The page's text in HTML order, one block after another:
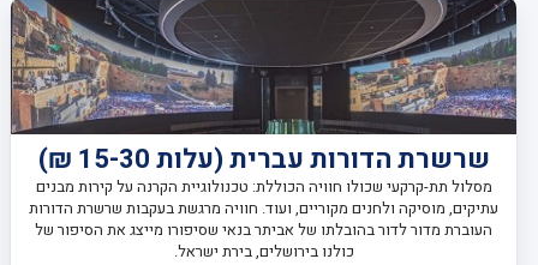
שרשרת הדורות עברית (עלות 15-30 ₪)
מסלול תת-קרקעי שכולו חוויה הכוללת: טכנולוגיית הקרנה על קירות מבנים
עתיקים, מוסיקה ולחנים מקוריים, ועוד. חוויה מרגשת בעקבות שרשרת הדורות
העוברת מדור לדור בהובלתו של אביתר בנאי שסיפורו מייצג את הסיפור של
כולנו בירושלים, בירת ישראל.